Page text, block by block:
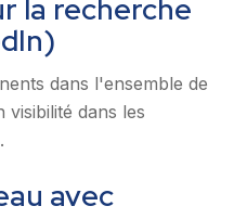
la recherche
dans l'ensemble de
dans les
avec